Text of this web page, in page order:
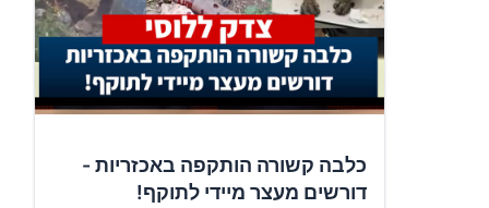
כלבה קשורה הותקפה באכזריות -
דורשים מעצר מיידי לתוקף!